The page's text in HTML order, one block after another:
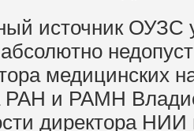
источник ОУЗС
медицинских
РАН и РАМН
директора НИИ